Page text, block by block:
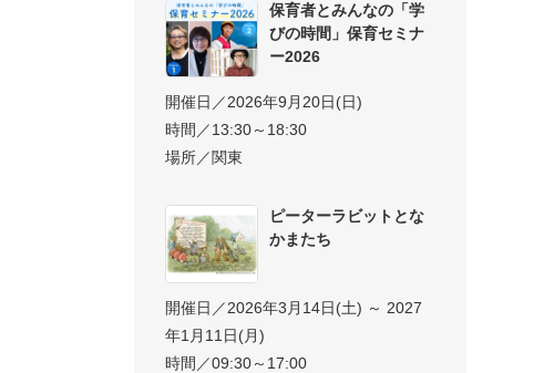
保育者とみんなの「学
びの時間」保育セミナ
ー2026
開催日／2026年9月20日(日)
時間／13:30～18:30
場所／関東
ピーターラビットとな
かまたち
開催日／2026年3月14日(土) ～ 2027
年1月11日(月)
時間／09:30～17:00